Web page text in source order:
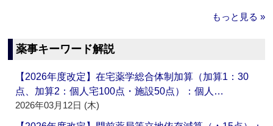
もっと見る »
薬事キーワード解説
【2026年度改定】在宅薬学総合体制加算（加算1：30
点、加算2：個人宅100点・施設50点）：個人…
2026年03月12日 (木)